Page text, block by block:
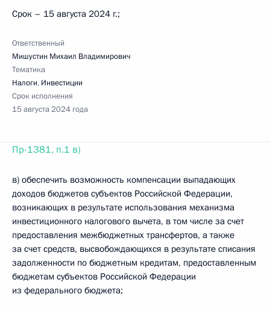
Срок – 15 августа 2024 г.;
Ответственный
Мишустин Михаил Владимирович
Тематика
Налоги, Инвестиции
Срок исполнения
15 августа 2024 года
Пр-1381, п.1 в)
в) обеспечить возможность компенсации выпадающих
доходов бюджетов субъектов Российской Федерации,
возникающих в результате использования механизма
инвестиционного налогового вычета, в том числе за счет
предоставления межбюджетных трансфертов, а также
за счет средств, высвобождающихся в результате списания
задолженности по бюджетным кредитам, предоставленным
бюджетам субъектов Российской Федерации
из федерального бюджета;